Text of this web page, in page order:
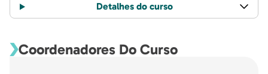
Detalhes do curso
Coordenadores Do Curso